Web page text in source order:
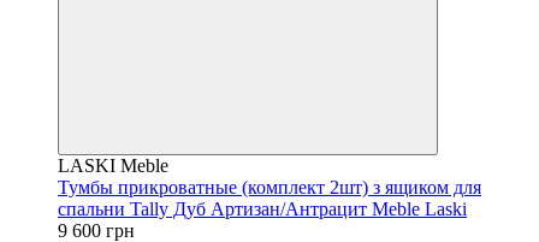
LASKI Meble
Тумбы прикроватные (комплект 2шт) з ящиком для
спальни Tally Дуб Артизан/Антрацит Meble Laski
9 600 грн